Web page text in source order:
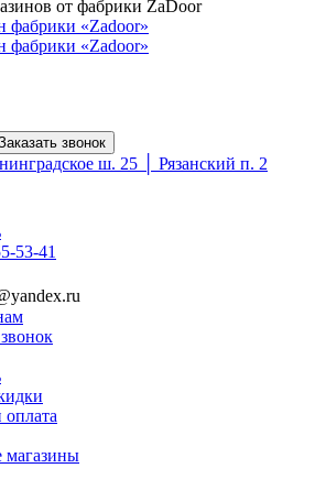
от фабрики ZaDoor
звонок
ш. 25 │ Рязанский п. 2
53-41
оплата
магазины